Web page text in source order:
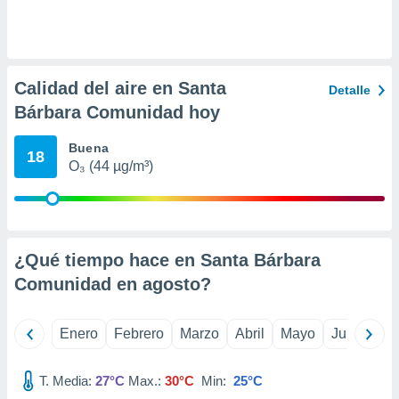
en
en
o acceder
datos
perfiles
Calidad del aire en Santa
Bárbara Comunidad hoy
Detalle
18 Buena
O₃ (44 µg/m³)
¿Qué tiempo hace en Santa Bárbara
Comunidad en agosto?
Enero Febrero Marzo Abril Mayo Junio
T. Media: 27°C Max.: 30°C Min: 25°C